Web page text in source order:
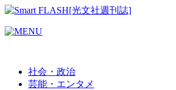
社会・政治
芸能・エンタメ